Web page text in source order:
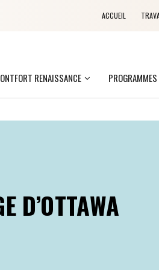
ACCUEIL
RENAISSANCE
D’OTTAWA